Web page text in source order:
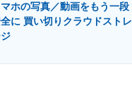
マホの写真／動画をもう一段
に 買い切りクラウドストレ